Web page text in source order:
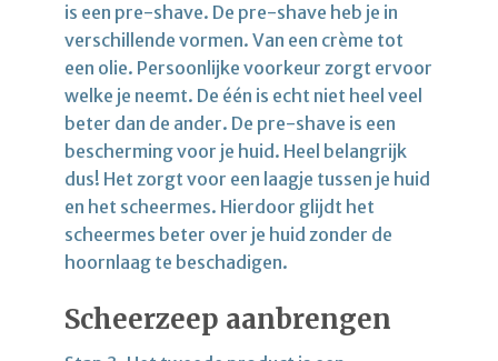
is een pre-shave. De pre-shave heb je in
verschillende vormen. Van een crème tot
een olie. Persoonlijke voorkeur zorgt ervoor
welke je neemt. De één is echt niet heel veel
beter dan de ander. De pre-shave is een
bescherming voor je huid. Heel belangrijk
dus! Het zorgt voor een laagje tussen je huid
en het scheermes. Hierdoor glijdt het
scheermes beter over je huid zonder de
hoornlaag te beschadigen.
Scheerzeep aanbrengen